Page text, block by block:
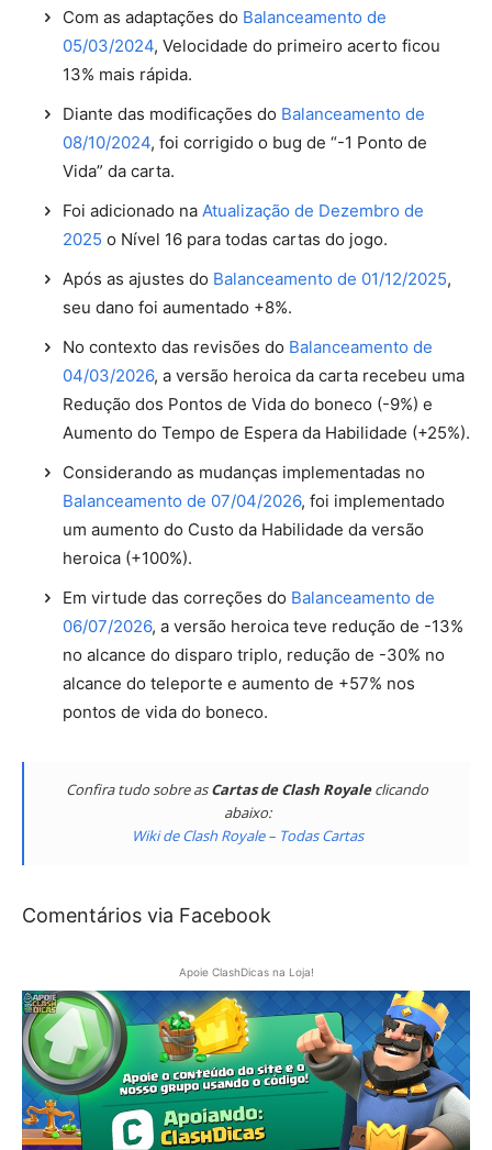
Com as adaptações do Balanceamento de
05/03/2024, Velocidade do primeiro acerto ficou
13% mais rápida.
Diante das modificações do Balanceamento de
08/10/2024, foi corrigido o bug de “-1 Ponto de
Vida” da carta.
Foi adicionado na Atualização de Dezembro de
2025 o Nível 16 para todas cartas do jogo.
Após as ajustes do Balanceamento de 01/12/2025,
seu dano foi aumentado +8%.
No contexto das revisões do Balanceamento de
04/03/2026, a versão heroica da carta recebeu uma
Redução dos Pontos de Vida do boneco (-9%) e
Aumento do Tempo de Espera da Habilidade (+25%).
Considerando as mudanças implementadas no
Balanceamento de 07/04/2026, foi implementado
um aumento do Custo da Habilidade da versão
heroica (+100%).
Em virtude das correções do Balanceamento de
06/07/2026, a versão heroica teve redução de -13%
no alcance do disparo triplo, redução de -30% no
alcance do teleporte e aumento de +57% nos
pontos de vida do boneco.
Confira tudo sobre asCartas de Clash Royaleclicando
abaixo:
Wiki de Clash Royale – Todas Cartas
Comentários via Facebook
Apoie ClashDicas na Loja!